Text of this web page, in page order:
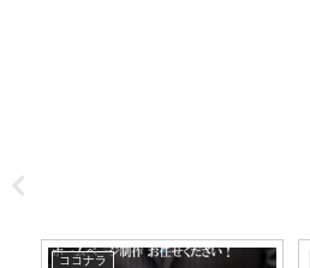
ココナラ